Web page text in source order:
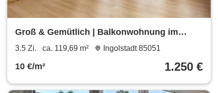
Groß & Gemütlich | Balkonwohnung im
ruhigen Zuchering
3.5 Zi. ca. 119,69 m² Ingolstadt 85051
10 €/m² 1.250 €